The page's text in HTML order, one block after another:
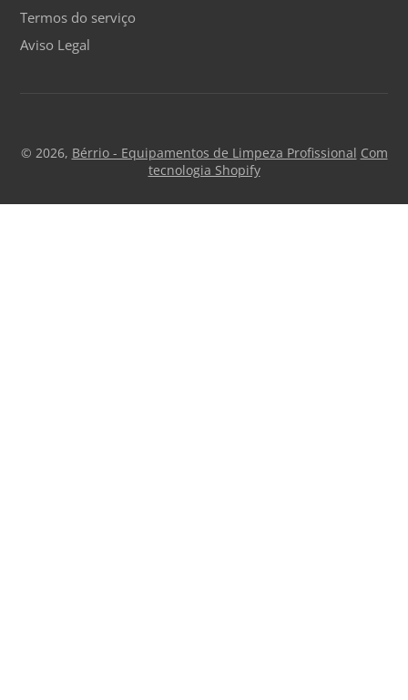
Termos do serviço
Aviso Legal
© 2026, Bérrio - Equipamentos de Limpeza Profissional Com
tecnologia Shopify